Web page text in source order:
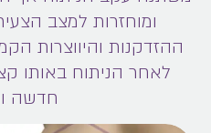
ומוחזרות למצב
ההזדקנות והיווצרות
לאחר הניתוח באותו
חדשה